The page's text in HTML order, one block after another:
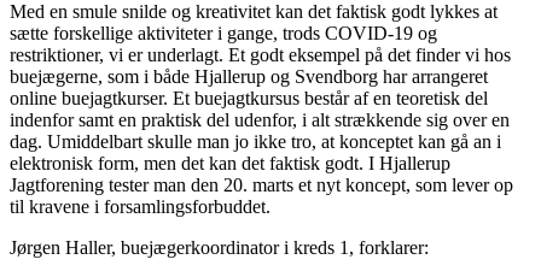
Med en smule snilde og kreativitet kan det faktisk godt lykkes at
sætte forskellige aktiviteter i gange, trods COVID-19 og
restriktioner, vi er underlagt. Et godt eksempel på det finder vi hos
buejægerne, som i både Hjallerup og Svendborg har arrangeret
online buejagtkurser. Et buejagtkursus består af en teoretisk del
indenfor samt en praktisk del udenfor, i alt strækkende sig over en
dag. Umiddelbart skulle man jo ikke tro, at konceptet kan gå an i
elektronisk form, men det kan det faktisk godt. I Hjallerup
Jagtforening tester man den 20. marts et nyt koncept, som lever op
til kravene i forsamlingsforbuddet.
Jørgen Haller, buejægerkoordinator i kreds 1, forklarer: